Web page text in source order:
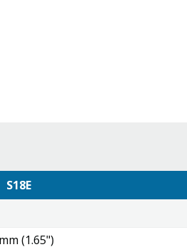
S18E
(1.65")